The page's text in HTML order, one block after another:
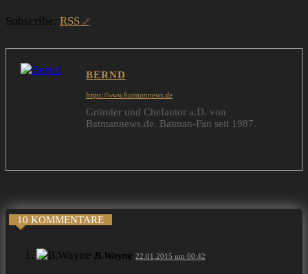
Subscribe: RSS
BERND
https://www.batmannews.de
Gründer und Chefautor a.D. von
Batmannews.de. Batman-Fan seit 1987.
10 KOMMENTARE
B.Wayne 22.01.2015 um 00:42